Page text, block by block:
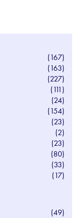
(167)
(163)
(227)
(111)
(24)
(154)
(23)
(2)
(23)
(80)
(33)
(17)
(49)